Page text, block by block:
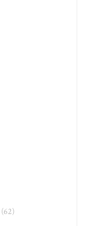
(62)